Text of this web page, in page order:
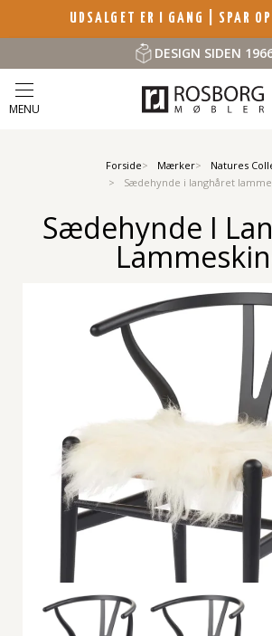
UDSALGET ER I GANG | SPAR
DESIGN SIDEN
MENU
Forside Mærker
Natures
Sædehynde i langhåret
Sædehynde I